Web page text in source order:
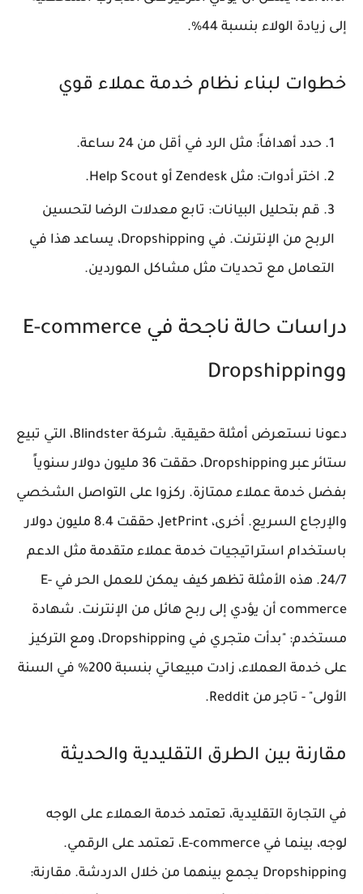
إلى زيادة الولاء بنسبة 44%.
خطوات لبناء نظام خدمة عملاء قوي
حدد أهدافاً: مثل الرد في أقل من 24 ساعة.
اختر أدوات: مثل Zendesk أو Help Scout.
قم بتحليل البيانات: تابع معدلات الرضا لتحسين
الربح من الإنترنت. في Dropshipping، يساعد هذا في
التعامل مع تحديات مثل مشاكل الموردين.
دراسات حالة ناجحة في E-commerce
وDropshipping
دعونا نستعرض أمثلة حقيقية. شركة Blindster، التي تبيع
ستائر عبر Dropshipping، حققت 36 مليون دولار سنوياً
بفضل خدمة عملاء ممتازة. ركزوا على التواصل الشخصي
والإرجاع السريع. أخرى، JetPrint، حققت 8.4 مليون دولار
باستخدام استراتيجيات خدمة عملاء متقدمة مثل الدعم
24/7. هذه الأمثلة تظهر كيف يمكن للعمل الحر في E-
commerce أن يؤدي إلى ربح هائل من الإنترنت. شهادة
مستخدم: "بدأت متجري في Dropshipping، ومع التركيز
على خدمة العملاء، زادت مبيعاتي بنسبة 200% في السنة
الأولى" - تاجر من Reddit.
مقارنة بين الطرق التقليدية والحديثة
في التجارة التقليدية، تعتمد خدمة العملاء على الوجه
لوجه، بينما في E-commerce، تعتمد على الرقمي.
Dropshipping يجمع بينهما من خلال الدردشة. مقارنة: